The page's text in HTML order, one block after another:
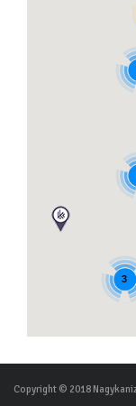
3
Copyright © 2018